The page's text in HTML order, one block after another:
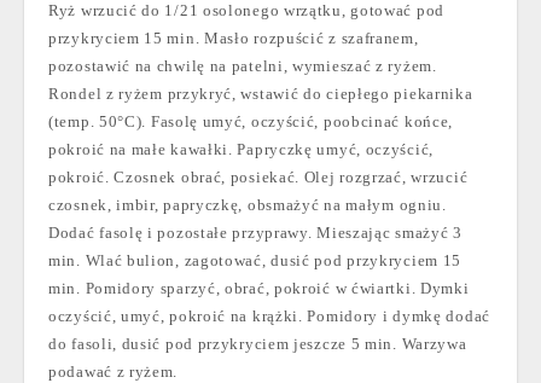
Ryż wrzucić do 1/21 osolonego wrzątku, gotować pod
przykryciem 15 min. Masło rozpuścić z szafranem,
pozostawić na chwilę na patelni, wymieszać z ryżem.
Rondel z ryżem przykryć, wstawić do ciepłego piekarnika
(temp. 50°C). Fasolę umyć, oczyścić, poobcinać końce,
pokroić na małe kawałki. Papryczkę umyć, oczyścić,
pokroić. Czosnek obrać, posiekać. Olej rozgrzać, wrzucić
czosnek, imbir, papryczkę, obsmażyć na małym ogniu.
Dodać fasolę i pozostałe przyprawy. Mieszając smażyć 3
min. Wlać bulion, zagotować, dusić pod przykryciem 15
min. Pomidory sparzyć, obrać, pokroić w ćwiartki. Dymki
oczyścić, umyć, pokroić na krążki. Pomidory i dymkę dodać
do fasoli, dusić pod przykryciem jeszcze 5 min. Warzywa
podawać z ryżem.